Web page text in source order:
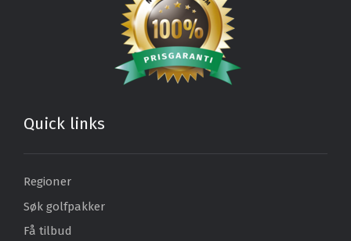
Quick links
Regioner
Søk golfpakker
Få tilbud